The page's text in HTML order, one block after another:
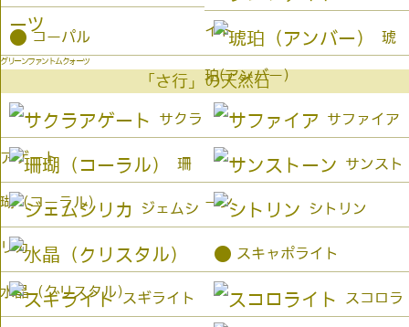
グリーンファントムクォーツ
イト
● コーパル 琥
珀(アンバー）
「さ行」の天然石
サクラ
アゲート
サファイア
珊
瑚（コーラル）
サンスト
ーン
ジェムシ
リカ
シトリン
水晶（クリスタル）
● スキャポライト
スギライト スコロラ